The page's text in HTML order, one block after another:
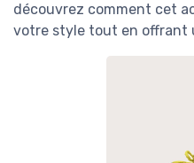
découvrez comment cet
votre style tout en offrant